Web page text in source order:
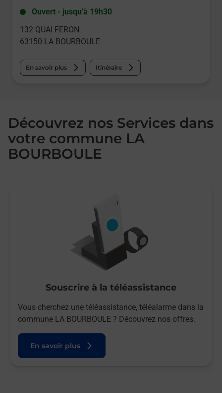
Ouvert - jusqu'à 19h30
132 QUAI FERON
63150 LA BOURBOULE
En savoir plus Itinéraire
Découvrez nos Services dans
votre commune LA
BOURBOULE
Souscrire à la téléassistance
Vous cherchez une téléassistance, téléalarme dans la
commune LA BOURBOULE ? Découvrez nos offres.
En savoir plus